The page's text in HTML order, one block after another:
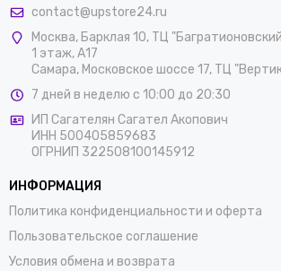
contact@upstore24.ru
Москва, Барклая 10, ТЦ
1 этаж, А17
Самара, Московское шоссе 17, ТЦ
7 дней в неделю с 10:00 до 20:30
ИП Сагателян Сагател Акопович
ИНН 500405859683
ОГРНИП 322508100145912
ИНФОРМАЦИЯ
Политика конфиденциальности и оферта
Пользовательское соглашение
Условия обмена и возврата